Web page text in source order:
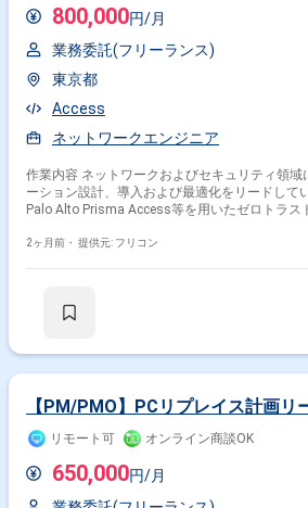
800,000円/月
業務委託(フリーランス)
東京都
Access
ネットワークエンジニア
作業内容 ネットワークおよびセキュリティ領域
ーション設計、導入および最適化をリードして
Palo Alto Prisma Access等を用いたゼロトラス
ョンです。
2ヶ月前・ 提供元: フリコン
【PM/PMO】PCリプレイス計画リ
リモート可 オンライン商談OK
650,000円/月